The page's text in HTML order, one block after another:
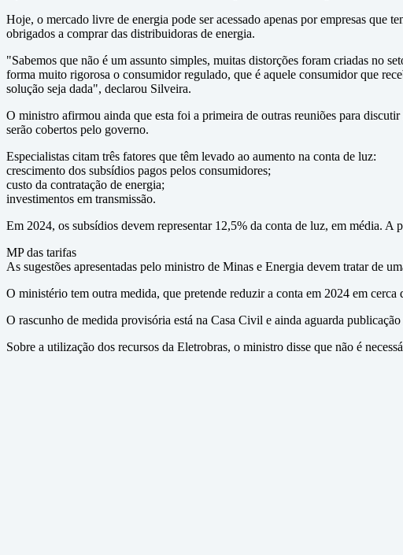
Hoje, o mercado livre de energia pode ser acessado apenas por empresas que
obrigados a comprar das distribuidoras de energia.
"Sabemos que não é um assunto simples, muitas distorções foram criadas no
forma muito rigorosa o consumidor regulado, que é aquele consumidor que
solução seja dada", declarou Silveira.
O ministro afirmou ainda que esta foi a primeira de outras reuniões para
serão cobertos pelo governo.
Especialistas citam três fatores que têm levado ao aumento na conta de luz:
crescimento dos subsídios pagos pelos consumidores;
custo da contratação de energia;
investimentos em transmissão.
Em 2024, os subsídios devem representar 12,5% da conta de luz, em média.
MP das tarifas
As sugestões apresentadas pelo ministro de Minas e Energia devem tratar de
O ministério tem outra medida, que pretende reduzir a conta em 2024 em
O rascunho de medida provisória está na Casa Civil e ainda aguarda
Sobre a utilização dos recursos da Eletrobras, o ministro disse que não é